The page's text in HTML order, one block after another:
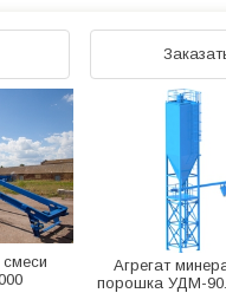
смеси
Агрегат
порошка УДМ-